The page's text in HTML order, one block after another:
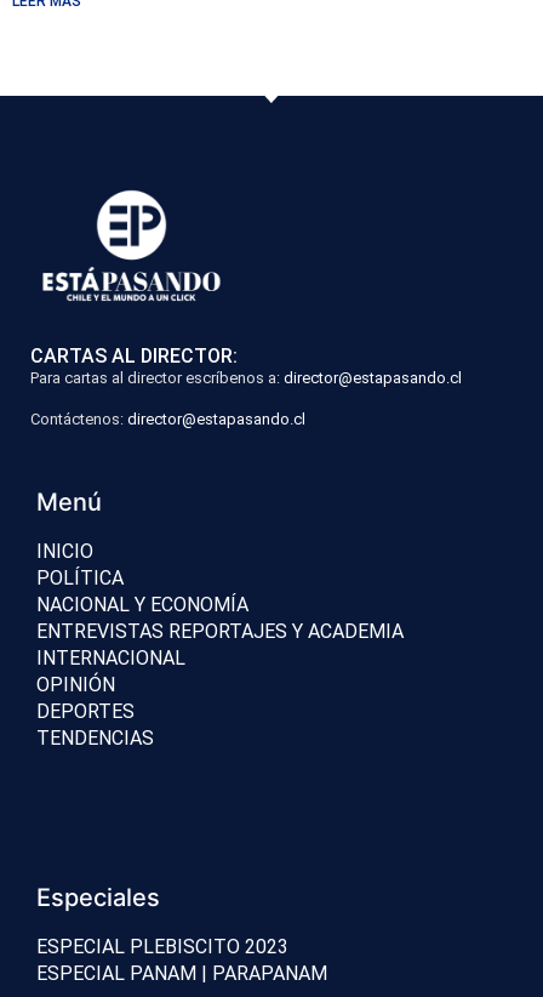
CARTAS AL DIRECTOR:
Para cartas al director escríbenos a: director@estapasando.cl
Contáctenos: director@estapasando.cl
Menú
INICIO
POLÍTICA
NACIONAL Y ECONOMÍA
ENTREVISTAS REPORTAJES Y ACADEMIA
INTERNACIONAL
OPINIÓN
DEPORTES
TENDENCIAS
Especiales
ESPECIAL PLEBISCITO 2023
ESPECIAL PANAM | PARAPANAM